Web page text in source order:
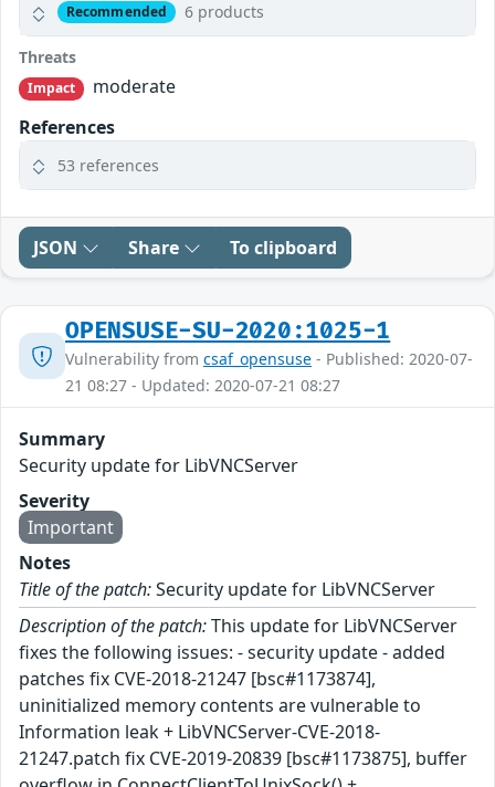
Recommended 6 products
Threats
Impact
moderate
References
53 references
JSON Share To clipboard
OPENSUSE-SU-2020:1025-1
Vulnerability from csaf_opensuse - Published: 2020-07-
21 08:27 - Updated: 2020-07-21 08:27
Summary
Security update for LibVNCServer
Severity
Important
Notes
Title of the patch:Security update for LibVNCServer
Description of the patch:This update for LibVNCServer
fixes the following issues: - security update - added
patches fix CVE-2018-21247 [bsc#1173874],
uninitialized memory contents are vulnerable to
Information leak + LibVNCServer-CVE-2018-
21247.patch fix CVE-2019-20839 [bsc#1173875], buffer